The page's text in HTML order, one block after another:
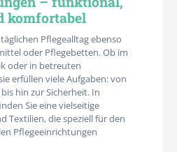
komfortabel
Pflegealltag ebenso
oder Pflegebetten. Ob im
oder in betreuten
erfüllen viele Aufgaben: von
hin zur Sicherheit. In
Sie eine vielseitige
Textilien, die speziell für den
Pflegeeinrichtungen